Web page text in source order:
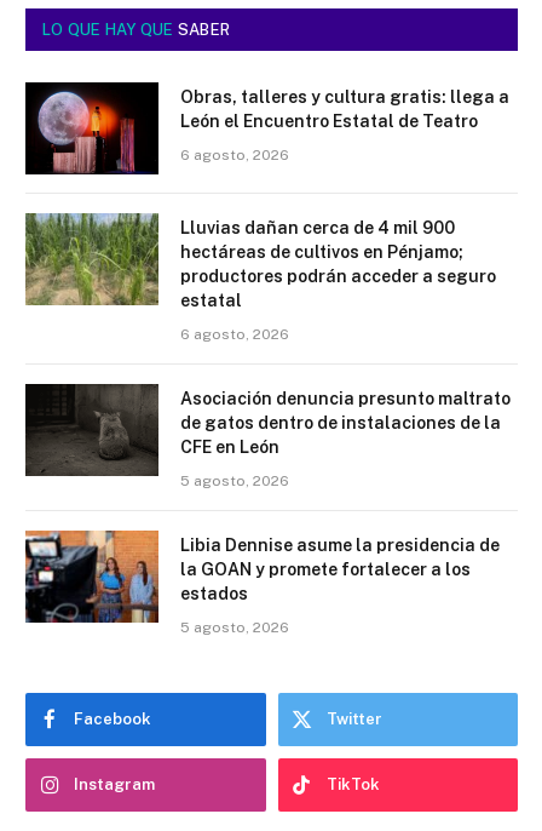
LO QUE HAY QUE SABER
Obras, talleres y cultura gratis: llega a
León el Encuentro Estatal de Teatro
6 agosto, 2026
Lluvias dañan cerca de 4 mil 900
hectáreas de cultivos en Pénjamo;
productores podrán acceder a seguro
estatal
6 agosto, 2026
Asociación denuncia presunto maltrato
de gatos dentro de instalaciones de la
CFE en León
5 agosto, 2026
Libia Dennise asume la presidencia de
la GOAN y promete fortalecer a los
estados
5 agosto, 2026
Facebook Twitter
Instagram TikTok